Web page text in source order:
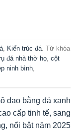
Kiến trúc đá . Từ khóa
đá nhà thờ họ cột
ninh bình
đạo bằng đá xanh
cấp tinh tế, sang
nổi bật năm 2025